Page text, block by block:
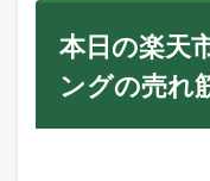
本日の楽天
ングの売れ